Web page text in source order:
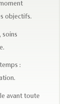
objectifs.
soins
:
avant toute